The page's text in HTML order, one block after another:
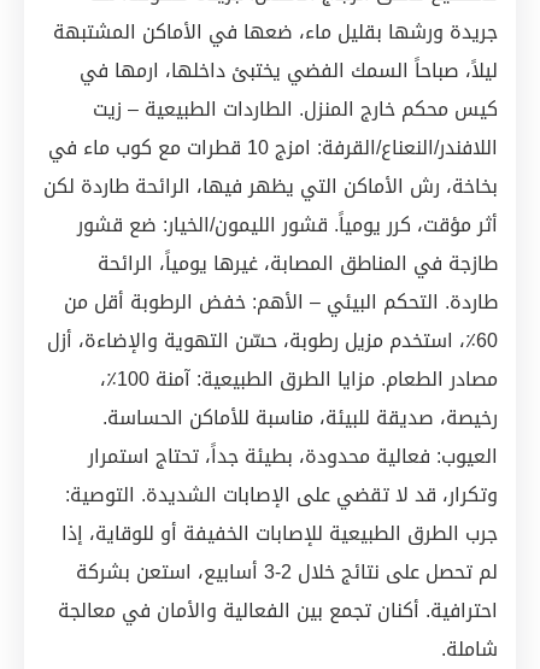
جريدة ورشها بقليل ماء، ضعها في الأماكن المشتبهة
ليلاً، صباحاً السمك الفضي يختبئ داخلها، ارمها في
كيس محكم خارج المنزل. الطاردات الطبيعية – زيت
اللافندر/النعناع/القرفة: امزج 10 قطرات مع كوب ماء في
بخاخة، رش الأماكن التي يظهر فيها، الرائحة طاردة لكن
أثر مؤقت، كرر يومياً. قشور الليمون/الخيار: ضع قشور
طازجة في المناطق المصابة، غيرها يومياً، الرائحة
طاردة. التحكم البيئي – الأهم: خفض الرطوبة أقل من
60٪، استخدم مزيل رطوبة، حسّن التهوية والإضاءة، أزل
مصادر الطعام. مزايا الطرق الطبيعية: آمنة 100٪،
رخيصة، صديقة للبيئة، مناسبة للأماكن الحساسة.
العيوب: فعالية محدودة، بطيئة جداً، تحتاج استمرار
وتكرار، قد لا تقضي على الإصابات الشديدة. التوصية:
جرب الطرق الطبيعية للإصابات الخفيفة أو للوقاية، إذا
لم تحصل على نتائج خلال 2-3 أسابيع، استعن بشركة
احترافية. أكنان تجمع بين الفعالية والأمان في معالجة
شاملة.